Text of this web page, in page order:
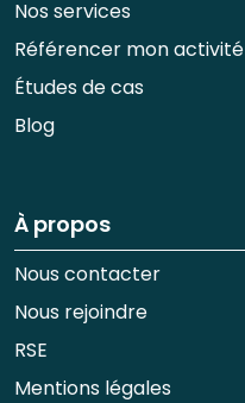
Nos services
Référencer mon activité
Études de cas
Blog
À propos
Nous contacter
Nous rejoindre
RSE
Mentions légales